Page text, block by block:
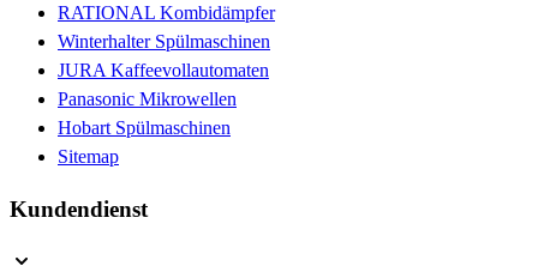
RATIONAL Kombidämpfer
Winterhalter Spülmaschinen
JURA Kaffeevollautomaten
Panasonic Mikrowellen
Hobart Spülmaschinen
Sitemap
Kundendienst